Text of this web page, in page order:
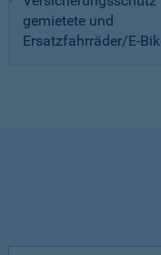
gemietete und
Ersatzfahrräder/E-